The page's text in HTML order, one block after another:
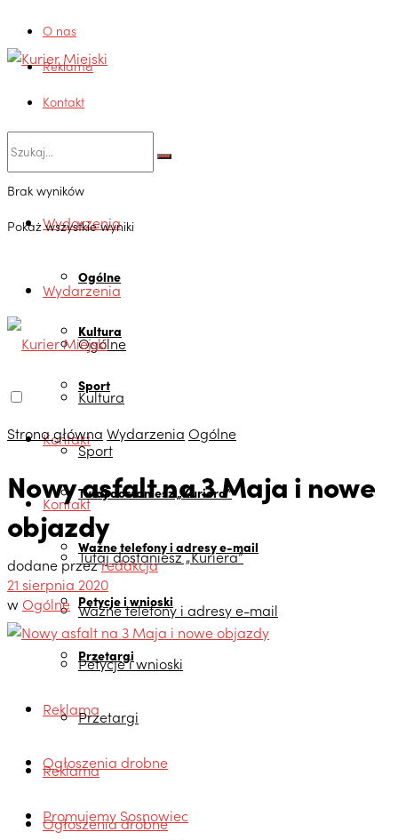
O nas
Reklama
Kontakt
Brak wyników
Pokaż wszystkie wyniki
Wydarzenia
Ogólne
Kultura
Sport
Kontakt
Tutaj dostaniesz „Kuriera”
Ważne telefony i adresy e-mail
Petycje i wnioski
Przetargi
Reklama
Ogłoszenia drobne
Promujemy Sosnowiec
Wydarzenia
Ogólne
Kultura
Sport
Kontakt
Tutaj dostaniesz „Kuriera”
Ważne telefony i adresy e-mail
Petycje i wnioski
Przetargi
Reklama
Ogłoszenia drobne
Strona główna Wydarzenia Ogólne
Nowy asfalt na 3 Maja i nowe
objazdy
dodane przezredakcja
21 sierpnia 2020
wOgólne